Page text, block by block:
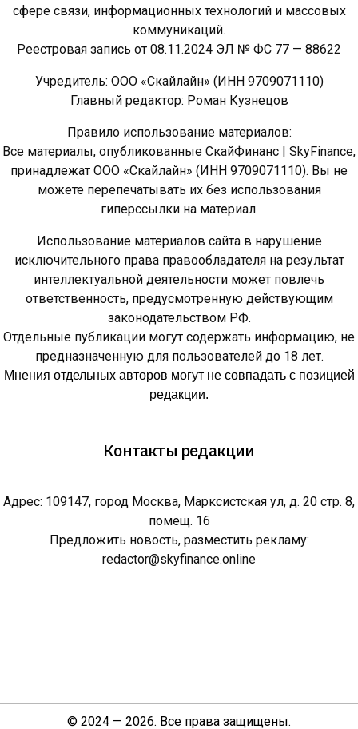
сфере связи, информационных технологий и массовых
коммуникаций.
Реестровая запись от 08.11.2024 ЭЛ № ФС 77 — 88622
Учредитель: ООО «Скайлайн» (ИНН 9709071110)
Главный редактор: Роман Кузнецов
Правило использование материалов:
Все материалы, опубликованные СкайФинанс | SkyFinance,
принадлежат ООО «Скайлайн» (ИНН 9709071110). Вы не
можете перепечатывать их без использования
гиперссылки на материал.
Использование материалов сайта в нарушение
исключительного права правообладателя на результат
интеллектуальной деятельности может повлечь
ответственность, предусмотренную действующим
законодательством РФ.
Отдельные публикации могут содержать информацию, не
предназначенную для пользователей до 18 лет.
Мнения отдельных авторов могут не совпадать с позицией
редакции.
Контакты редакции
Адрес: 109147, город Москва, Марксистская ул, д. 20 стр. 8,
помещ. 16
Предложить новость, разместить рекламу:
redactor@skyfinance.online
© 2024 — 2026. Все права защищены.